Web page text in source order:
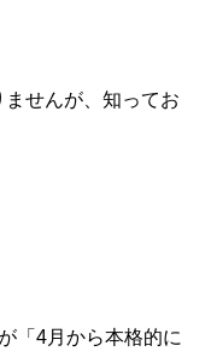
せんが、知ってお
「4月から本格的に